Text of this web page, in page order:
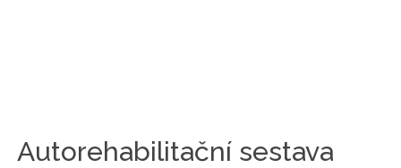
Autorehabilitační sestava